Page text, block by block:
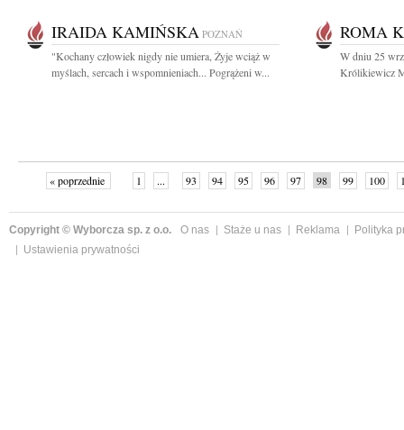
IRAIDA KAMIŃSKA POZNAŃ
"Kochany człowiek nigdy nie umiera, Żyje wciąż w
myślach, sercach i wspomnieniach... Pogrążeni w...
ROMA
W dniu 25
Królikiewicz
« poprzednie 1 ... 93 94 95 96 97 98 99 100
Copyright © Wyborcza sp. z o.o. O nas Staże u nas Reklama
Polityka
Ustawienia prywatności